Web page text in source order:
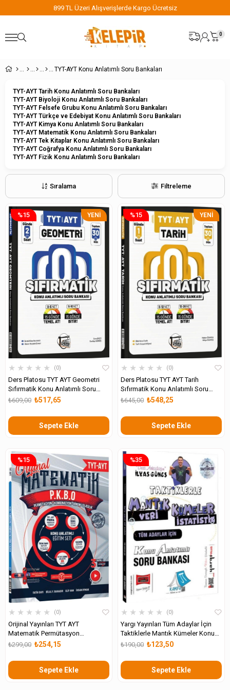
899 TL Üzeri Alışverişlerde Kargo Ücretsiz
0
TYT-AYT Konu Anlatımlı Soru Bankaları
TYT-AYT Tarih Konu Anlatımlı Soru Bankaları
TYT-AYT Biyoloji Konu Anlatımlı Soru Bankaları
TYT-AYT Felsefe Grubu Konu Anlatımlı Soru Bankaları
TYT-AYT Türkçe ve Edebiyat Konu Anlatımlı Soru Bankaları
TYT-AYT Kimya Konu Anlatımlı Soru Bankaları
TYT-AYT Matematik Konu Anlatımlı Soru Bankaları
TYT-AYT Tek Kitaplar Konu Anlatımlı Soru Bankaları
TYT-AYT Coğrafya Konu Anlatımlı Soru Bankaları
TYT-AYT Fizik Konu Anlatımlı Soru Bankaları
Filtreleme
Sıralama
★ ★ ★ ★ ★ 0
Ders Platosu TYT AYT Geometri
Sıfırmatik Konu Anlatımlı Soru
Bankası ₺517,65
₺609,00
Sepete Ekle
%15
YENI
ÜRÜN
★ ★ ★ ★ ★ 0
Ders Platosu TYT AYT Tarih
Sıfırmatik Konu Anlatımlı Soru
Bankası ₺548,25
₺645,00
Sepete Ekle
%15
YENI
ÜRÜN
★ ★ ★ ★ ★ 0
Orijinal Yayınları TYT AYT
Matematik Permütasyon
Kombinasyon Binom Olasılık
₺254,15
₺299,00
Sepete Ekle
%15
★ ★ ★ ★ ★ 0
Yargı Yayınları Tüm Adaylar İçin
Taktiklerle Mantık Kümeler Konu
Anlatımlı Soru Bankası
₺123,50
₺190,00
Sepete Ekle
%35